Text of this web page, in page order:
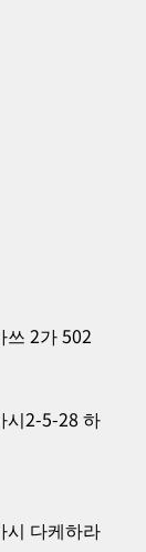
쓰 2가 502
시2-5-28 하
시 다케하라